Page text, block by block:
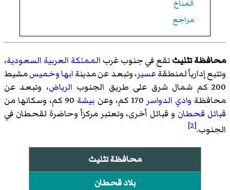
المناخ
مراجع
محافظة تثليثتقع في جنوب غرب المملكة العربية السعودية،
وتتبع إدارياً لمنطقةعسير، وتبعد عن مدينةابهاوخميسمشيط
200 كم شمال شرق على طريق الجنوب
الرياض، وتبعد عن
محافظة وادي الدواسر بيشة
قبائل قحطان و قبائل أخرى، وتعتبر مركزاً وحاضرة لقحطان في
الجنوب.[2]
محافظة تثليث
بلاد قحطان